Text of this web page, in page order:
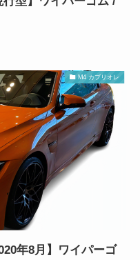
M4 カブリオレ
年8月】ワイパーゴ